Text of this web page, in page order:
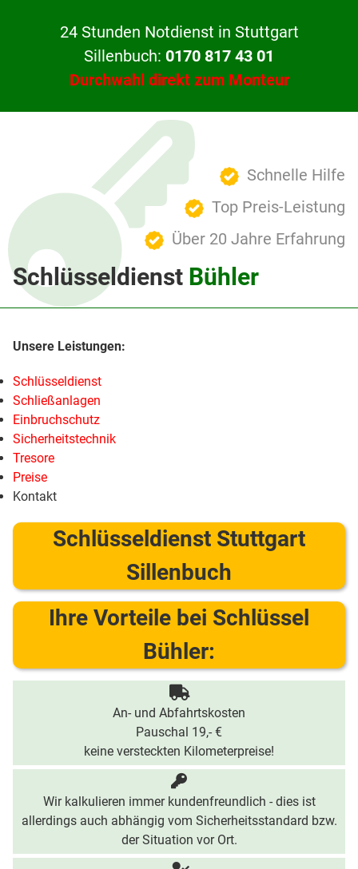
24 Stunden Notdienst in Stuttgart
Sillenbuch: 0170 817 43 01
Durchwahl direkt zum Monteur
Schnelle Hilfe
Top Preis-Leistung
Über 20 Jahre Erfahrung
Schlüsseldienst Bühler
Schlüsseldienst
Schließanlagen
Einbruchschutz
Sicherheitstechnik
Tresore
Preise
Kontakt
Schlüsseldienst Stuttgart
Sillenbuch
Ihre Vorteile bei Schlüssel
Bühler:
An- und Abfahrtskosten
Pauschal 19,- €
keine versteckten Kilometerpreise!
Wir kalkulieren immer kundenfreundlich - dies ist
allerdings auch abhängig vom Sicherheitsstandard bzw.
der Situation vor Ort.